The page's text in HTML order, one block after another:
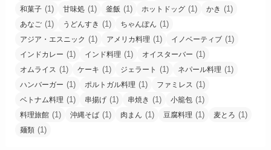
和菓子 (1) 甘味処 (1) 釜飯 (1) ホットドッグ (1) かき (1)
あなご (1) うどんすき (1) ちゃんぽん (1)
アジア・エスニック (1) アメリカ料理 (1) イノベーティブ (1)
インドカレー (1) インド料理 (1) オイスターバー (1)
オムライス (1) ケーキ (1) ジェラート (1) ネパール料理 (1)
ハンバーガー (1) ポルトガル料理 (1) ファミレス (1)
ベトナム料理 (1) 串揚げ (1) 串焼き (1) 小籠包 (1)
料理旅館 (1) 沖縄そば (1) 肉まん (1) 豆腐料理 (1) 麦とろ (1)
麺類 (1)